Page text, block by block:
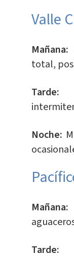
Valle
Mañana:
total,
Tarde:
Noche:
Mañana:
Tarde: